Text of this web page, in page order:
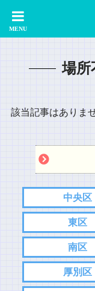
場所
該当記事はありま
中央区
東区
南区
厚別区